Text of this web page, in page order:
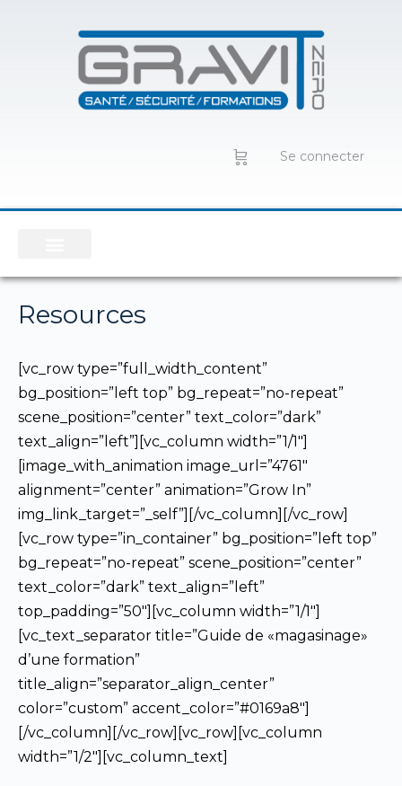
Se connecter
Resources
[vc_row type=”full_width_content”
bg_position=”left top” bg_repeat=”no-repeat”
scene_position=”center” text_color=”dark”
text_align=”left”][vc_column width=”1/1″]
[image_with_animation image_url=”4761″
alignment=”center” animation=”Grow In”
img_link_target=”_self”][/vc_column][/vc_row]
[vc_row type=”in_container” bg_position=”left top”
bg_repeat=”no-repeat” scene_position=”center”
text_color=”dark” text_align=”left”
top_padding=”50″][vc_column width=”1/1″]
[vc_text_separator title=”Guide de «magasinage»
d’une formation”
title_align=”separator_align_center”
color=”custom” accent_color=”#0169a8″]
[/vc_column][/vc_row][vc_row][vc_column
width=”1/2″][vc_column_text]